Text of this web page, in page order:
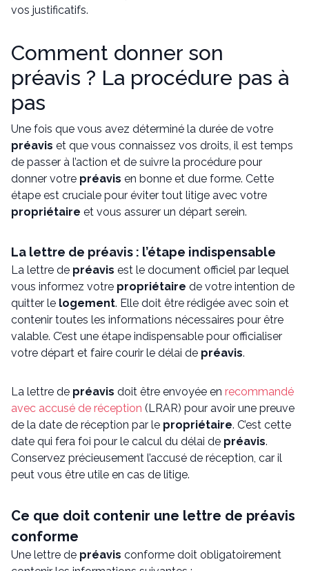
vos justificatifs.
Comment donner son
préavis ? La procédure pas à
pas
Une fois que vous avez déterminé la durée de votre
préavis et que vous connaissez vos droits, il est temps
de passer à l’action et de suivre la procédure pour
donner votre préavis en bonne et due forme. Cette
étape est cruciale pour éviter tout litige avec votre
propriétaire et vous assurer un départ serein.
La lettre de préavis : l’étape indispensable
La lettre de préavis est le document officiel par lequel
vous informez votre propriétaire de votre intention de
quitter le logement. Elle doit être rédigée avec soin et
contenir toutes les informations nécessaires pour être
valable. C’est une étape indispensable pour officialiser
votre départ et faire courir le délai de préavis.
La lettre de préavis doit être envoyée en recommandé
avec accusé de réception (LRAR) pour avoir une preuve
de la date de réception par le propriétaire. C’est cette
date qui fera foi pour le calcul du délai de préavis.
Conservez précieusement l’accusé de réception, car il
peut vous être utile en cas de litige.
Ce que doit contenir une lettre de préavis
conforme
Une lettre de préavis conforme doit obligatoirement